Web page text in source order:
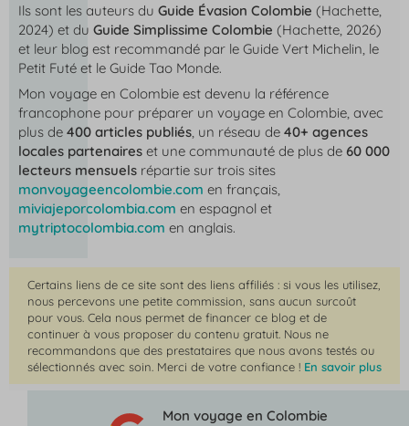
Ils sont les auteurs du Guide Évasion Colombie (Hachette,
2024) et du Guide Simplissime Colombie (Hachette, 2026)
et leur blog est recommandé par le Guide Vert Michelin, le
Petit Futé et le Guide Tao Monde.
Mon voyage en Colombie est devenu la référence
francophone pour préparer un voyage en Colombie, avec
plus de 400 articles publiés, un réseau de 40+ agences
locales partenaires et une communauté de plus de 60 000
lecteurs mensuels répartie sur trois sites
monvoyageencolombie.com en français,
miviajeporcolombia.com en espagnol et
mytriptocolombia.com en anglais.
Certains liens de ce site sont des liens affiliés : si vous les utilisez,
nous percevons une petite commission, sans aucun surcoût
pour vous. Cela nous permet de financer ce blog et de
continuer à vous proposer du contenu gratuit. Nous ne
recommandons que des prestataires que nous avons testés ou
sélectionnés avec soin. Merci de votre confiance ! En savoir plus
Mon voyage en Colombie